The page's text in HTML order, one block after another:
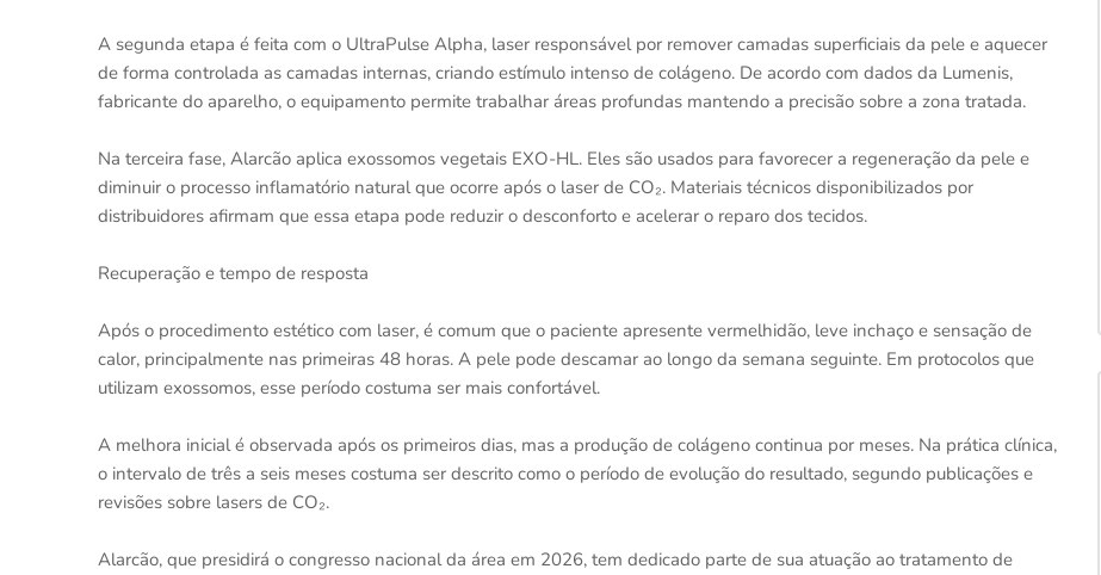
A segunda etapa é feita com o UltraPulse Alpha, laser responsável por remover camadas superficiais da pele e aquecer
de forma controlada as camadas internas, criando estímulo intenso de colágeno. De acordo com dados da Lumenis,
fabricante do aparelho, o equipamento permite trabalhar áreas profundas mantendo a precisão sobre a zona tratada.
Na terceira fase, Alarcão aplica exossomos vegetais EXO-HL. Eles são usados para favorecer a regeneração da pele e
diminuir o processo inflamatório natural que ocorre após o laser de CO₂. Materiais técnicos disponibilizados por
distribuidores afirmam que essa etapa pode reduzir o desconforto e acelerar o reparo dos tecidos.
Recuperação e tempo de resposta
Após o procedimento estético com laser, é comum que o paciente apresente vermelhidão, leve inchaço e sensação de
calor, principalmente nas primeiras 48 horas. A pele pode descamar ao longo da semana seguinte. Em protocolos que
utilizam exossomos, esse período costuma ser mais confortável.
A melhora inicial é observada após os primeiros dias, mas a produção de colágeno continua por meses. Na prática clínica,
o intervalo de três a seis meses costuma ser descrito como o período de evolução do resultado, segundo publicações e
revisões sobre lasers de CO₂.
Alarcão, que presidirá o congresso nacional da área em 2026, tem dedicado parte de sua atuação ao tratamento de